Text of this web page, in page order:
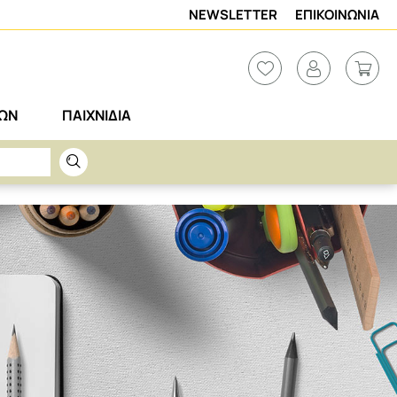
NEWSLETTER ΕΠΙΚΟΙΝΩΝΙΑ
ΠΑΙΧΝΙΔΙΑ